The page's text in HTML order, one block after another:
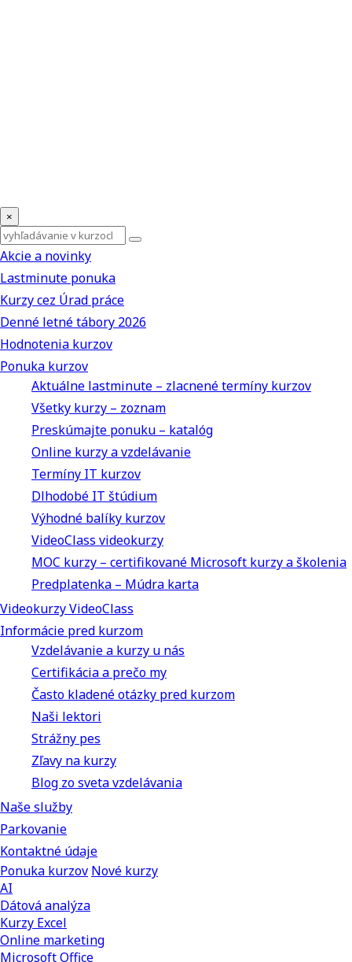
×
Akcie a novinky
Lastminute ponuka
Kurzy cez Úrad práce
Denné letné tábory 2026
Hodnotenia kurzov
Ponuka kurzov
Aktuálne lastminute – zlacnené termíny kurzov
Všetky kurzy – zoznam
Preskúmajte ponuku – katalóg
Online kurzy a vzdelávanie
Termíny IT kurzov
Dlhodobé IT štúdium
Výhodné balíky kurzov
VideoClass videokurzy
MOC kurzy – certifikované Microsoft kurzy a školenia
Predplatenka – Múdra karta
Videokurzy VideoClass
Informácie pred kurzom
Vzdelávanie a kurzy u nás
Certifikácia a prečo my
Často kladené otázky pred kurzom
Naši lektori
Strážny pes
Zľavy na kurzy
Blog zo sveta vzdelávania
Naše služby
Parkovanie
Kontaktné údaje
Ponuka kurzov Nové kurzy
AI
Dátová analýza
Kurzy Excel
Online marketing
Microsoft Office